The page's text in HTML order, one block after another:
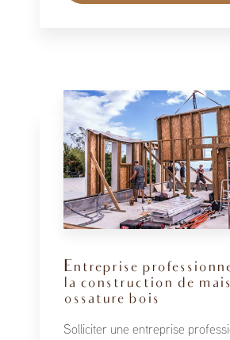
Entreprise
la construction de
ossature bois
Solliciter une entreprise